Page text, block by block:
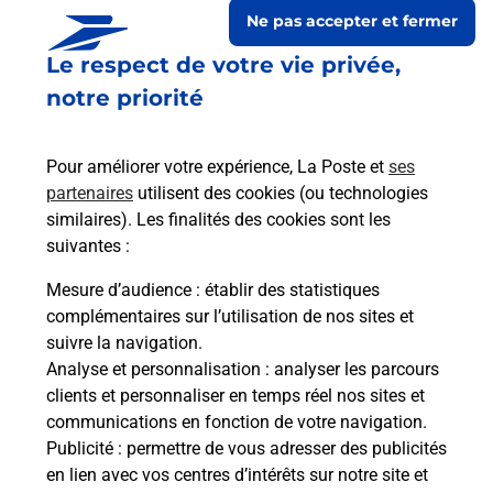
Le respect de votre vie privée,
notre priorité
Pour améliorer votre expérience, La Poste et ses
partenaires utilisent des cookies (ou technologies
similaires). Les finalités des cookies sont les
suivantes :
Mesure d’audience : établir des statistiques
complémentaires sur l’utilisation de nos sites et
suivre la navigation.
Analyse et personnalisation : analyser les parcours
clients et personnaliser en temps réel nos sites et
communications en fonction de votre navigation.
Publicité : permettre de vous adresser des publicités
en lien avec vos centres d’intérêts sur notre site et
Ne pas accepter et fermer
Prochaine collecte du courrierjeudià 08h30
20 Chemin De La Mairie
38350 Mayres Savel
Itinéraire
Le lien s'ouvre dans un nouvel onglet